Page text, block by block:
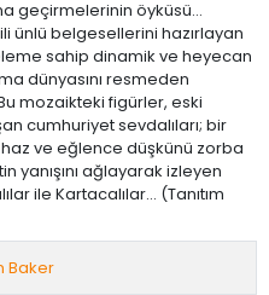
geçirmelerinin öyküsü…
ünlü belgesellerini hazırlayan
sahip dinamik ve heyecan
dünyasını resmeden
mozaikteki figürler, eski
cumhuriyet sevdalıları; bir
ve eğlence düşkünü zorba
yanışını ağlayarak izleyen
ile Kartacalılar… (Tanıtım
Baker